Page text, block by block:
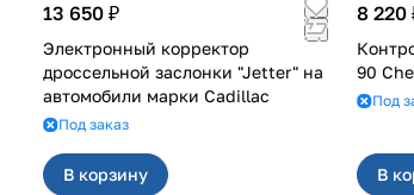
13 650 ₽
Электронный корректор
дроссельной заслонки "Jetter" на
автомобили марки Cadillac
Под заказ
В корзину
8 220
Под
В